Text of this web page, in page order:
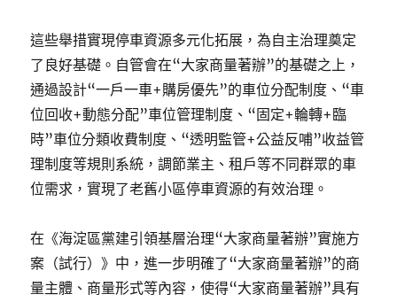
這些舉措實現停車資源多元化拓展，為自主治理奠定
了良好基礎。自管會在“大家商量著辦”的基礎之上，
通過設計“一戶一車+購房優先”的車位分配制度、“車
位回收+動態分配”車位管理制度、“固定+輪轉+臨
時”車位分類收費制度、“透明監管+公益反哺”收益管
理制度等規則系統，調節業主、租戶等不同群眾的車
位需求，實現了老舊小區停車資源的有效治理。
在《海淀區黨建引領基層治理“大家商量著辦”實施方
案（試行）》中，進一步明確了“大家商量著辦”的商
量主體、商量形式等內容，使得“大家商量著辦”具有